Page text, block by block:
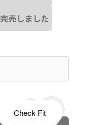
完売しました
Check Fit